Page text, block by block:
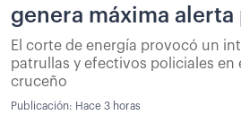
genera máxima alerta
El corte de energía provocó un
patrullas y efectivos policiales en
cruceño
Publicación: Hace 3 horas